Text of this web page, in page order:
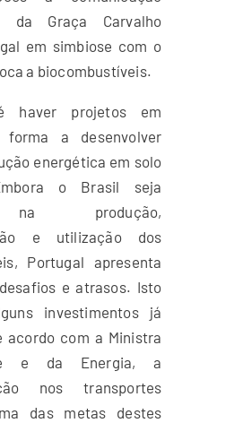
da Graça Carvalho
em simbiose com o
a biocombustíveis.
haver projetos em
forma a desenvolver
energética em solo
o Brasil seja
na produção,
e utilização dos
Portugal apresenta
e atrasos. Isto
investimentos já
acordo com a Ministra
e da Energia, a
nos transportes
das metas destes